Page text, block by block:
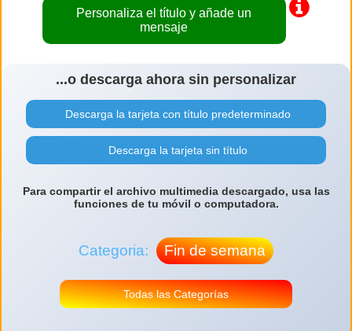
Personaliza el título y añade un
mensaje
...o descarga ahora sin personalizar
Descarga la tarjeta con título predeterminado
Descarga la tarjeta sin título
Para compartir el archivo multimedia descargado, usa las
funciones de tu móvil o computadora.
Categoria: Fin de semana
Todas las Categorías